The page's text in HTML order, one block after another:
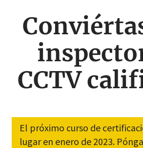
menu
CCTV
El próximo curso de
lugar en enero de 2023.